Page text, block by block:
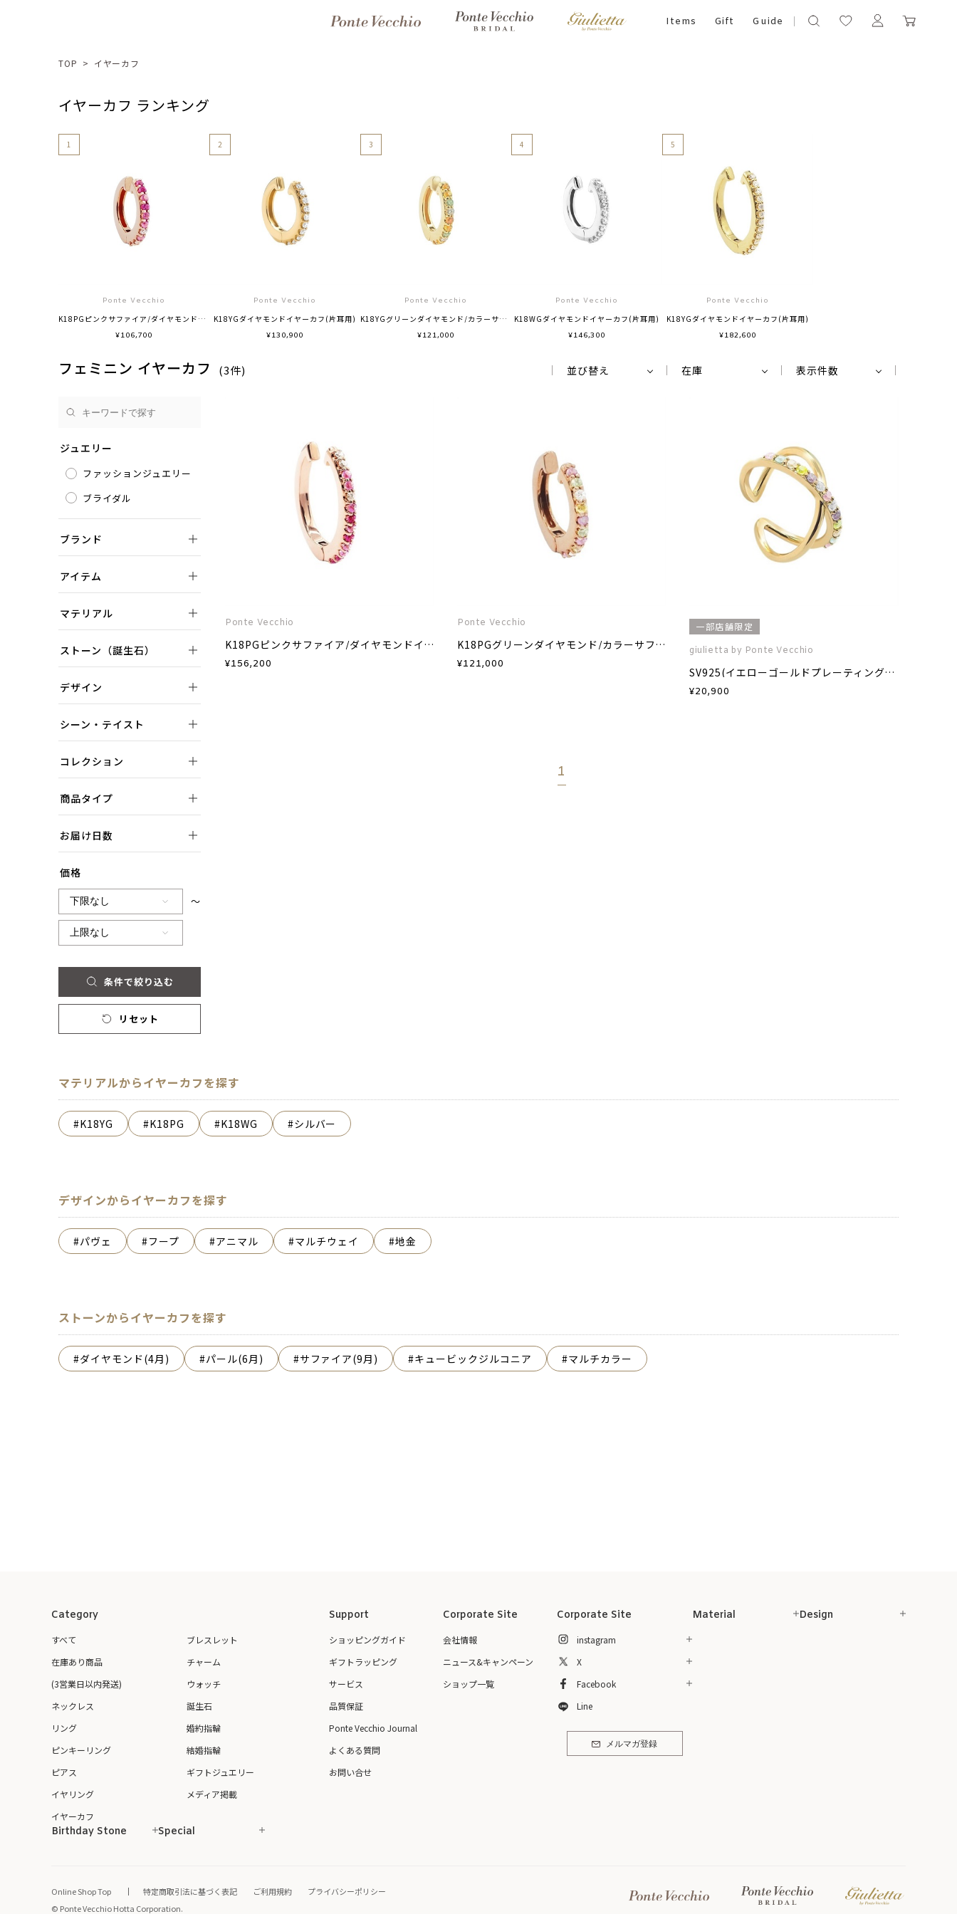
Items Gift Guide
TOP > イヤーカフ
イヤーカフ ランキング
1
Ponte Vecchio
K18PGピンクサファイア/ダイヤモンドイヤーカフ(片耳用)
¥106,700
2
Ponte Vecchio
K18YGダイヤモンドイヤーカフ(片耳用)
¥130,900
3
Ponte Vecchio
K18YGグリーンダイヤモンド/カラーサファイア/ダイヤモンドイヤーカフ(片耳用)
¥121,000
4
Ponte Vecchio
K18WGダイヤモンドイヤーカフ(片耳用)
¥146,300
5
Ponte Vecchio
K18YGダイヤモンドイヤーカフ(片耳用)
¥182,600
フェミニン イヤーカフ (3件) 並び替え 在庫 表示件数
ジュエリー
ファッションジュエリー
ブライダル
ブランド
アイテム
マテリアル
ストーン（誕生石）
デザイン
シーン・テイスト
コレクション
商品タイプ
お届け日数
価格
～
条件で絞り込む
リセット
Ponte Vecchio
K18PGピンクサファイア/ダイヤモンドイヤーカフ(片耳用)
¥156,200
Ponte Vecchio
K18PGグリーンダイヤモンド/カラーサファイア/ダイヤモンドイヤーカフ(片耳用)
¥121,000
一部店舗限定
giulietta by Ponte Vecchio
SV925(イエローゴールドプレーティング)キュービックジルコニアイヤーカフ(片耳用)
¥20,900
1
マテリアルからイヤーカフを探す
K18YG K18PG K18WG シルバー
デザインからイヤーカフを探す
パヴェ フープ アニマル マルチウェイ 地金
ストーンからイヤーカフを探す
ダイヤモンド(4月) パール(6月) サファイア(9月) キュービックジルコニア マルチカラー
Category
すべて
在庫あり商品
(3営業日以内発送)
ネックレス
リング
ピンキーリング
ピアス
イヤリング
イヤーカフ
ブレスレット
チャーム
ウォッチ
誕生石
婚約指輪
結婚指輪
ギフトジュエリー
メディア掲載
Support
ショッピングガイド
ギフトラッピング
サービス
品質保証
Ponte Vecchio Journal
よくある質問
お問い合せ
Corporate Site
会社情報
ニュース&キャンペーン
ショップ一覧
Corporate Site
instagram
X
Facebook
Line
メルマガ登録
Material Design
Birthday Stone Special
Online Shop Top 特定商取引法に基づく表記 ご利用規約
プライバシーポリシー
© Ponte Vecchio Hotta Corporation.